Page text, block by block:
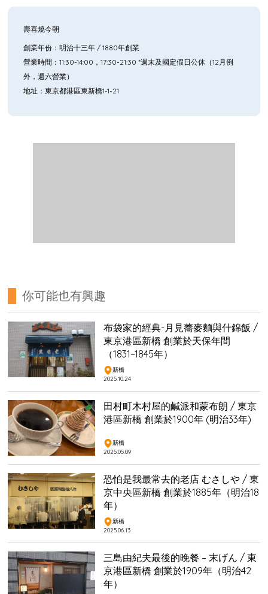
壽喜燒今朝
創業年份：明治十三年 / 1880年創業
營業時間：11:30-14:00，17:30-21:30 *週末及國定假日公休（12月例
外，週六營業）
地址：東京都港區東新橋1-1-21
你可能也有興趣
布袋家的經典-月見蕎麥麵與什錦飯 /
東京港區新橋 創業於天保年間
（1831–1845年）
新橋
2025.10.24
田村町木村屋的鹹派和蒙布朗 / 東京
港區新橋 創業於1900年 (明治33年)
新橋
2025.05.09
恐怕是我最常去的老店 むさしや / 東
京中央區新橋 創業於1885年（明治18
年）
新橋
2025.06.13
三島由紀夫最後的晚餐 – 末げん / 東
京港區新橋 創業於1909年（明治42
年）